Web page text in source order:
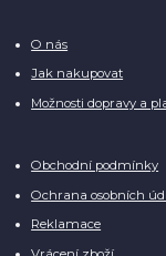
O nás
Jak nakupovat
Možnosti dopravy a
Obchodní podmínky
Ochrana osobních
Reklamace